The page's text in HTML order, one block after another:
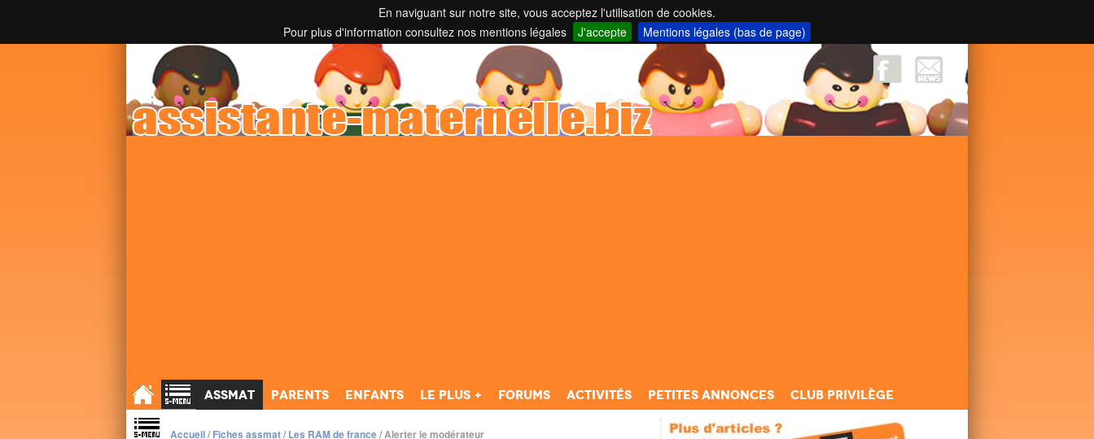
En naviguant sur notre site, vous acceptez l'utilisation de cookies.
Pour plus d'information consultez nos mentions légales
J'accepte Mentions légales (bas de page)
Toutes les informations sur les assistantes maternelles et parents employeurs ...
;
Assmat Parents Enfants Le Plus + Forums Activités Petites annonces Club Privilège
Accueil/Fiches assmat/Les RAM de france/Alerter le modérateur